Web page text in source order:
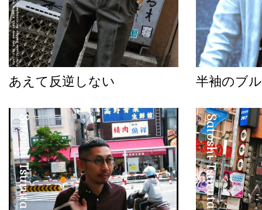
あえて反逆しない 半袖のブ
Satoshi Tsuruta Satoshi Tsuruta